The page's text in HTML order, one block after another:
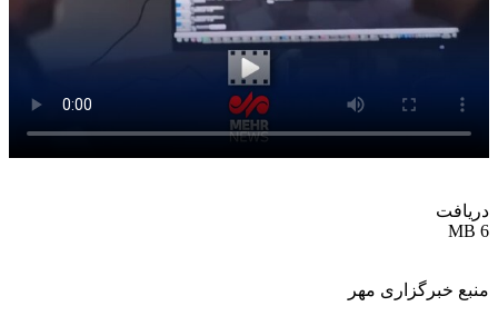
دریافت
6 MB
منبع خبرگزاری مهر